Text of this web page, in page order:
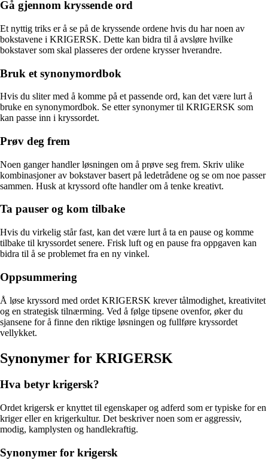
Gå gjennom kryssende ord
Et nyttig triks er å se på de kryssende ordene hvis du har noen av
bokstavene i KRIGERSK. Dette kan bidra til å avsløre hvilke
bokstaver som skal plasseres der ordene krysser hverandre.
Bruk et synonymordbok
Hvis du sliter med å komme på et passende ord, kan det være lurt å
bruke en synonymordbok. Se etter synonymer til KRIGERSK som
kan passe inn i kryssordet.
Prøv deg frem
Noen ganger handler løsningen om å prøve seg frem. Skriv ulike
kombinasjoner av bokstaver basert på ledetrådene og se om noe passer
sammen. Husk at kryssord ofte handler om å tenke kreativt.
Ta pauser og kom tilbake
Hvis du virkelig står fast, kan det være lurt å ta en pause og komme
tilbake til kryssordet senere. Frisk luft og en pause fra oppgaven kan
bidra til å se problemet fra en ny vinkel.
Oppsummering
Å løse kryssord med ordet KRIGERSK krever tålmodighet, kreativitet
og en strategisk tilnærming. Ved å følge tipsene ovenfor, øker du
sjansene for å finne den riktige løsningen og fullføre kryssordet
vellykket.
Synonymer for KRIGERSK
Hva betyr krigersk?
Ordet krigersk er knyttet til egenskaper og adferd som er typiske for en
kriger eller en krigerkultur. Det beskriver noen som er aggressiv,
modig, kamplysten og handlekraftig.
Synonymer for krigersk